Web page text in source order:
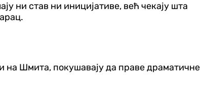
ни став ни иницијативе, већ чекају шта
на Шмита, покушавају да праве драматичне